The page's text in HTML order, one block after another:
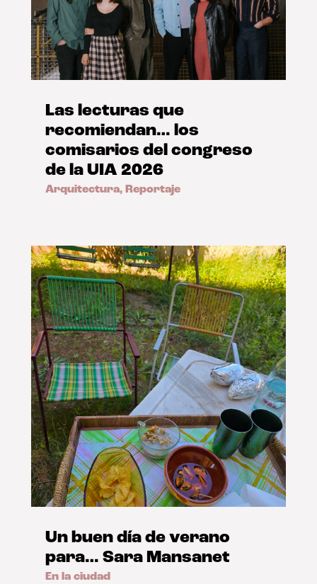
Las lecturas que
recomiendan… los
comisarios del congreso
de la UIA 2026
Arquitectura, Reportaje
Un buen día de verano
para… Sara Mansanet
En la ciudad